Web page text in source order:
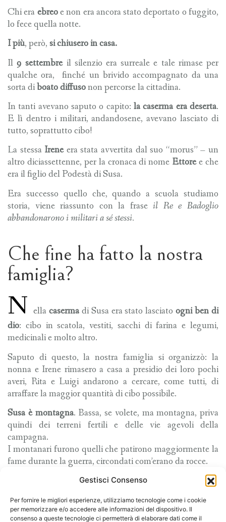
Gestisci Consenso
Per fornire le migliori esperienze, utilizziamo tecnologie come i cookie
per memorizzare e/o accedere alle informazioni del dispositivo. Il
consenso a queste tecnologie ci permetterà di elaborare dati come il
Chi eraebreoe non era ancora stato deportato o fuggito,
lo fece quella notte.
I più, però,si chiusero in casa.
Il9 settembreil silenzio era surreale e tale rimase per
qualche ora, finché un brivido accompagnato da una
sorta diboato diffusonon percorse la cittadina.
In tanti avevano saputo o capito: la caserma era deserta.
E lì dentro i militari, andandosene, avevano lasciato di
tutto, soprattutto cibo!
La stessa Ireneera stata avvertita dal suo “morus” – un
altro diciassettenne, per la cronaca di nome Ettoree che
era il figlio del Podestà di Susa.
Era successo quello che, quando a scuola studiamo
storia, viene riassunto con la fraseil Re e Badoglio
abbandonarono i militari a sé stessi.
Che fine ha fatto la nostra
famiglia?
N ellacasermadi Susa era stato lasciatoogni ben di
dio: cibo in scatola, vestiti, sacchi di farina e legumi,
medicinali e molto altro.
Saputo di questo, la nostra famiglia si organizzò: la
nonna e Irene rimasero a casa a presidio dei loro pochi
averi, Rita e Luigi andarono a cercare, come tutti, di
arraffare la maggior quantità di cibo possibile.
Susa è montagna. Bassa, se volete, ma montagna, priva
quindi dei terreni fertili e delle vie agevoli della
campagna.
I montanari furono quelli che patirono maggiormente la
fame durante la guerra, circondati com’erano da rocce.
La fame, in montagna e nelle città fu terribile.
RitaeLuigiriuscirono a tornare a casa con poche
scatolette di carne, una bottiglia d’olio e qualche legume,